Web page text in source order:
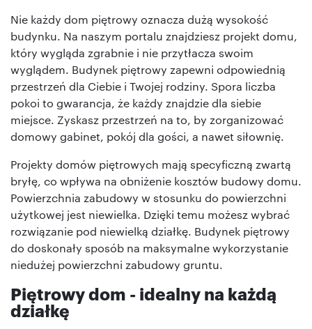
Nie każdy dom piętrowy oznacza dużą wysokość
budynku. Na naszym portalu znajdziesz projekt domu,
który wygląda zgrabnie i nie przytłacza swoim
wyglądem. Budynek piętrowy zapewni odpowiednią
przestrzeń dla Ciebie i Twojej rodziny. Spora liczba
pokoi to gwarancja, że każdy znajdzie dla siebie
miejsce. Zyskasz przestrzeń na to, by zorganizować
domowy gabinet, pokój dla gości, a nawet siłownię.
Projekty domów piętrowych mają specyficzną zwartą
bryłę, co wpływa na obniżenie kosztów budowy domu.
Powierzchnia zabudowy w stosunku do powierzchni
użytkowej jest niewielka. Dzięki temu możesz wybrać
rozwiązanie pod niewielką działkę. Budynek piętrowy
do doskonały sposób na maksymalne wykorzystanie
niedużej powierzchni zabudowy gruntu.
Piętrowy dom - idealny na każdą
działkę